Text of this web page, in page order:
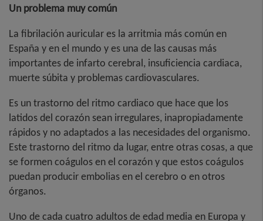
Un problema muy común
La fibrilación auricular es la arritmia más común en
España y en el mundo y es una de las causas más
importantes de infarto cerebral, insuficiencia cardiaca,
muerte súbita y problemas cardiovasculares.
Es un trastorno del ritmo cardiaco que hace que los
latidos del corazón sean irregulares, inapropiadamente
rápidos y no adaptados a las necesidades del organismo.
Este trastorno del ritmo da lugar, entre otras cosas, a que
se formen coágulos en el corazón y que estos coágulos
puedan producir embolias en el cerebro o en otros
órganos.
Uno de cada cuatro adultos de edad media en Europa y